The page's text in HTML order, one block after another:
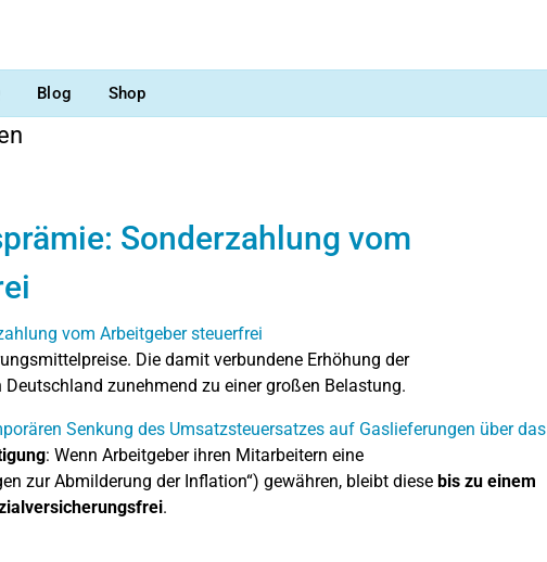
Blog Shop
Sonderzahlung vom
Die damit verbundene Erhöhung der
zunehmend zu einer großen Belastung.
Senkung des Umsatzsteuersatzes auf Gaslieferungen über das
: Wenn Arbeitgeber ihren Mitarbeitern eine
zur Abmilderung der Inflation“) gewähren, bleibt diese bis zu einem
.